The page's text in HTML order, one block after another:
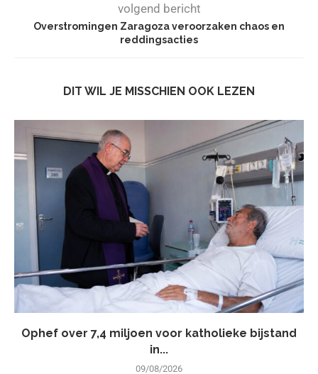
volgend bericht
Overstromingen Zaragoza veroorzaken chaos en
reddingsacties
DIT WIL JE MISSCHIEN OOK LEZEN
Ophef over 7,4 miljoen voor katholieke bijstand
in...
09/08/2026